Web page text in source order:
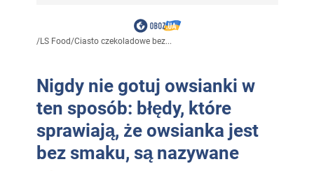
/LS Food/Ciasto czekoladowe bez...
Nigdy nie gotuj owsianki w
ten sposób: błędy, które
sprawiają, że owsianka jest
bez smaku, są nazywane